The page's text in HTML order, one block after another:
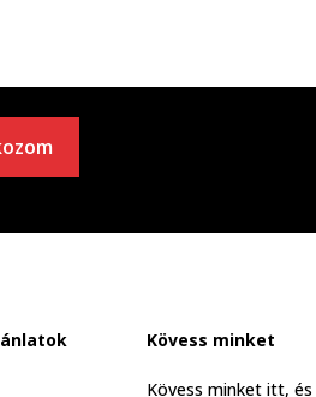
Kövess minket
Kövess minket itt,